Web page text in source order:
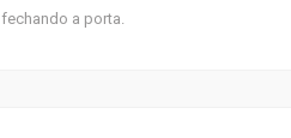
fechando a porta.